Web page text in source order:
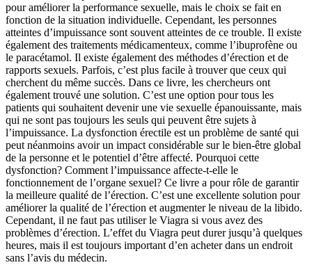
pour améliorer la performance sexuelle, mais le choix se fait en
fonction de la situation individuelle. Cependant, les personnes
atteintes d’impuissance sont souvent atteintes de ce trouble. Il existe
également des traitements médicamenteux, comme l’ibuprofène ou
le paracétamol. Il existe également des méthodes d’érection et de
rapports sexuels. Parfois, c’est plus facile à trouver que ceux qui
cherchent du même succès. Dans ce livre, les chercheurs ont
également trouvé une solution. C’est une option pour tous les
patients qui souhaitent devenir une vie sexuelle épanouissante, mais
qui ne sont pas toujours les seuls qui peuvent être sujets à
l’impuissance. La dysfonction érectile est un problème de santé qui
peut néanmoins avoir un impact considérable sur le bien-être global
de la personne et le potentiel d’être affecté. Pourquoi cette
dysfonction? Comment l’impuissance affecte-t-elle le
fonctionnement de l’organe sexuel? Ce livre a pour rôle de garantir
la meilleure qualité de l’érection. C’est une excellente solution pour
améliorer la qualité de l’érection et augmenter le niveau de la libido.
Cependant, il ne faut pas utiliser le Viagra si vous avez des
problèmes d’érection. L’effet du Viagra peut durer jusqu’à quelques
heures, mais il est toujours important d’en acheter dans un endroit
sans l’avis du médecin.